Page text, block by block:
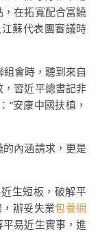
在拓寬配合富饒
蘇代表團審議時
會時，聽到來自
習近平總書記非
“安康中國扶植，
內涵請求，更是
生短板，破解平
辦妥失業包養網
平易近生實事，進